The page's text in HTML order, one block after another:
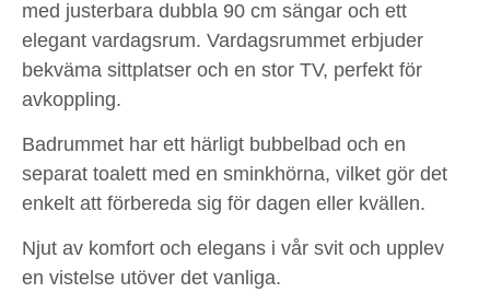
med justerbara dubbla 90 cm sängar och ett
elegant vardagsrum. Vardagsrummet erbjuder
bekväma sittplatser och en stor TV, perfekt för
avkoppling.
Badrummet har ett härligt bubbelbad och en
separat toalett med en sminkhörna, vilket gör det
enkelt att förbereda sig för dagen eller kvällen.
Njut av komfort och elegans i vår svit och upplev
en vistelse utöver det vanliga.